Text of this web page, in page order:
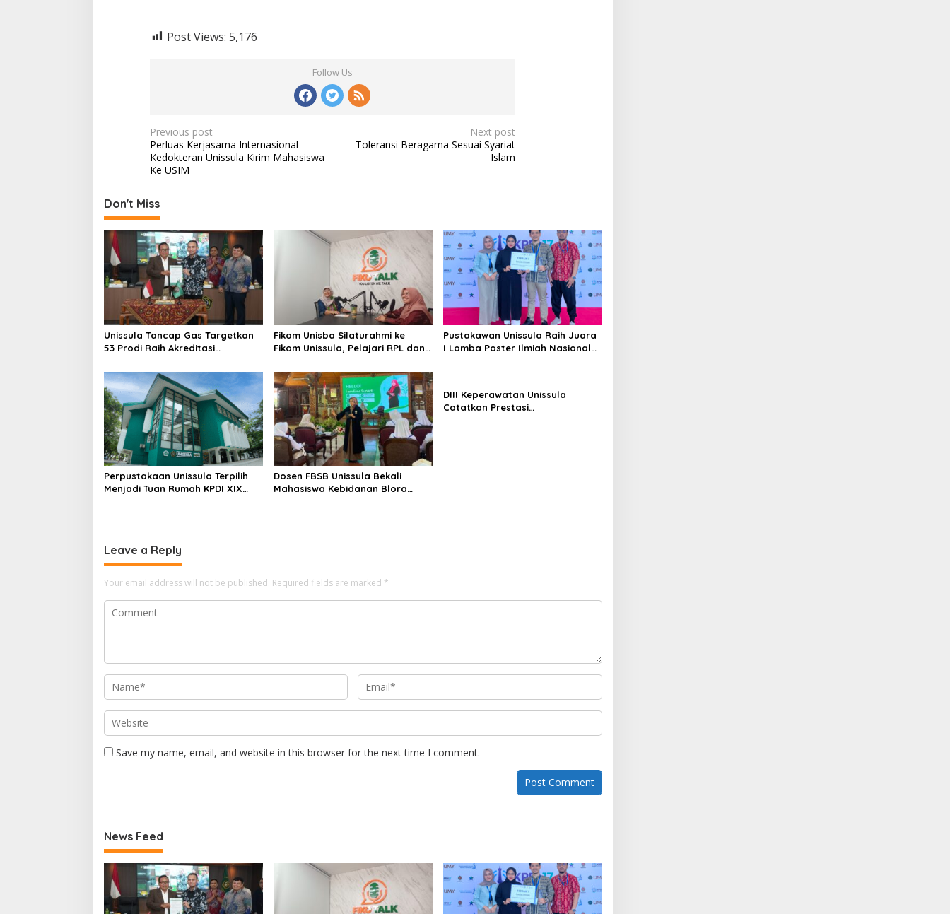
Post Views: 5,176
Follow Us
Post
navigation
Previous post
Perluas Kerjasama Internasional
Kedokteran Unissula Kirim Mahasiswa
Ke USIM
Next post
Toleransi Beragama Sesuai Syariat
Islam
Don't Miss
Unissula Tancap Gas Targetkan
53 Prodi Raih Akreditasi
Jalur Fast Track
Fikom Unisba Silaturahmi ke
Fikom Unissula, Pelajari RPL dan
Unggulan
Pustakawan Unissula Raih Juara
I Lomba Poster Ilmiah Nasional
Perpustakaan Unissula Terpilih
Menjadi Tuan Rumah KPDI XIX
Dosen FBSB Unissula Bekali
Mahasiswa Kebidanan Blora
DIII Keperawatan Unissula
Catatkan Prestasi
Leave a Reply
Your email address will not be published. Required fields are marked *
Save my name, email, and website in this browser for the next time I comment.
News Feed